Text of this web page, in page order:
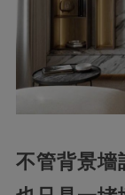
不管背景墻